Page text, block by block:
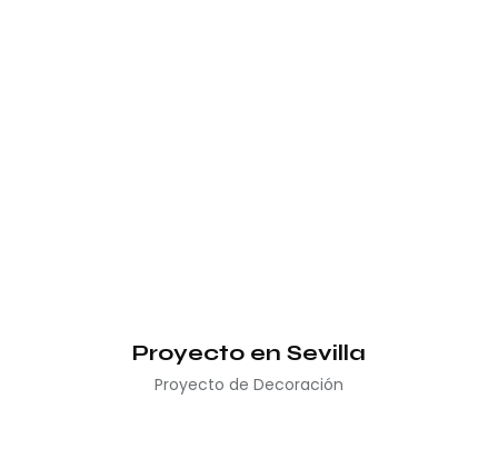
Proyecto en Sevilla
Proyecto de Decoración